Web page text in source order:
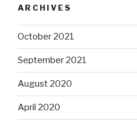
ARCHIVES
October 2021
September 2021
August 2020
April 2020